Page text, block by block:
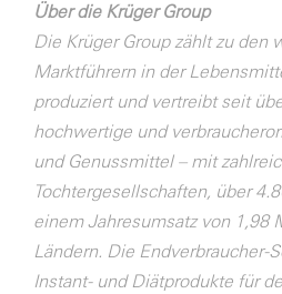
Über die Krüger Group
Die Krüger Group zählt zu den
Marktführern in der
produziert und vertreibt seit
hochwertige und
und Genussmittel – mit
Tochtergesellschaften, über
einem Jahresumsatz von 1,98
Ländern. Die Endverbraucher-
Instant- und Diätprodukte für